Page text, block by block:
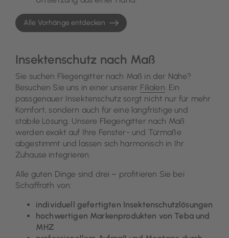
Alle Vorhänge entdecken
Insektenschutz nach Maß
Sie suchen Fliegengitter nach Maß in der Nähe?
Besuchen Sie uns in einer unserer Filialen. Ein
passgenauer Insektenschutz sorgt nicht nur für mehr
Komfort, sondern auch für eine langfristige und
stabile Lösung. Unsere Fliegengitter nach Maß
werden exakt auf Ihre Fenster- und Türmaße
abgestimmt und lassen sich harmonisch in Ihr
Zuhause integrieren.
Alle guten Dinge sind drei – profitieren Sie bei
Schaffrath von:
individuell gefertigten Insektenschutzlösungen
hochwertigen Markenprodukten von Teba und
MHZ